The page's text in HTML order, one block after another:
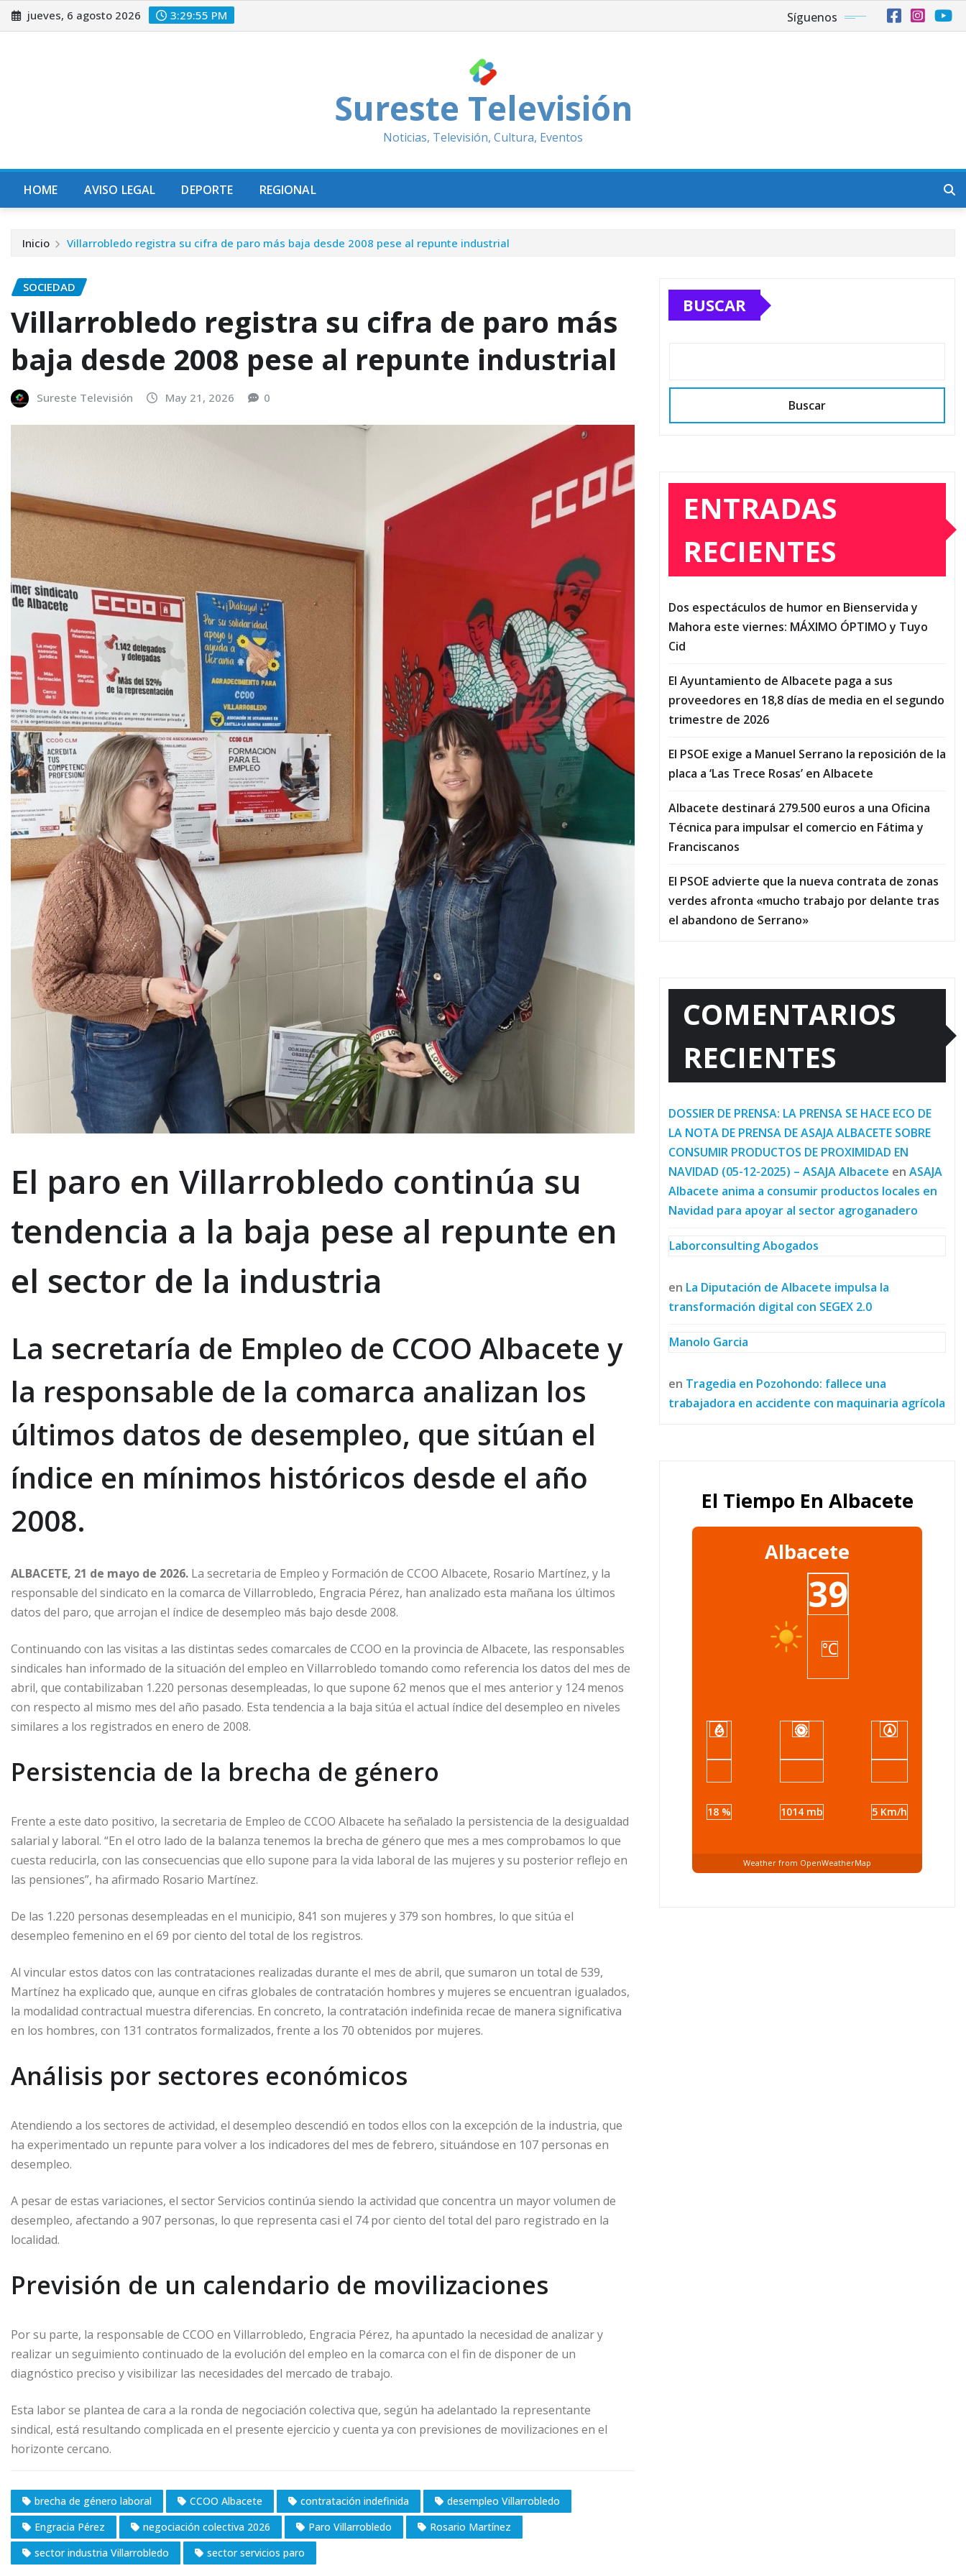
Saltar
al
jueves, 6 agosto 2026 3:29:57 PM Síguenos
Sureste Televisión
Noticias, Televisión, Cultura, Eventos
HOME AVISO LEGAL DEPORTE REGIONAL
Inicio Villarrobledo registra su cifra de paro más baja desde 2008 pese al repunte industrial
SOCIEDAD
Villarrobledo registra su cifra de paro más
baja desde 2008 pese al repunte industrial
Sureste Televisión May 21, 2026 0
El paro en Villarrobledo continúa su
tendencia a la baja pese al repunte en
el sector de la industria
La secretaría de Empleo de CCOO Albacete y
la responsable de la comarca analizan los
últimos datos de desempleo, que sitúan el
índice en mínimos históricos desde el año
2008.
ALBACETE, 21 de mayo de 2026. La secretaria de Empleo y Formación de CCOO Albacete, Rosario Martínez, y la
responsable del sindicato en la comarca de Villarrobledo, Engracia Pérez, han analizado esta mañana los últimos
datos del paro, que arrojan el índice de desempleo más bajo desde 2008.
Continuando con las visitas a las distintas sedes comarcales de CCOO en la provincia de Albacete, las responsables
sindicales han informado de la situación del empleo en Villarrobledo tomando como referencia los datos del mes de
abril, que contabilizaban 1.220 personas desempleadas, lo que supone 62 menos que el mes anterior y 124 menos
con respecto al mismo mes del año pasado. Esta tendencia a la baja sitúa el actual índice del desempleo en niveles
similares a los registrados en enero de 2008.
Persistencia de la brecha de género
Frente a este dato positivo, la secretaria de Empleo de CCOO Albacete ha señalado la persistencia de la desigualdad
salarial y laboral. “En el otro lado de la balanza tenemos la brecha de género que mes a mes comprobamos lo que
cuesta reducirla, con las consecuencias que ello supone para la vida laboral de las mujeres y su posterior reflejo en
las pensiones”, ha afirmado Rosario Martínez.
De las 1.220 personas desempleadas en el municipio, 841 son mujeres y 379 son hombres, lo que sitúa el
desempleo femenino en el 69 por ciento del total de los registros.
Al vincular estos datos con las contrataciones realizadas durante el mes de abril, que sumaron un total de 539,
Martínez ha explicado que, aunque en cifras globales de contratación hombres y mujeres se encuentran igualados,
la modalidad contractual muestra diferencias. En concreto, la contratación indefinida recae de manera significativa
en los hombres, con 131 contratos formalizados, frente a los 70 obtenidos por mujeres.
Análisis por sectores económicos
Atendiendo a los sectores de actividad, el desempleo descendió en todos ellos con la excepción de la industria, que
ha experimentado un repunte para volver a los indicadores del mes de febrero, situándose en 107 personas en
desempleo.
A pesar de estas variaciones, el sector Servicios continúa siendo la actividad que concentra un mayor volumen de
desempleo, afectando a 907 personas, lo que representa casi el 74 por ciento del total del paro registrado en la
localidad.
Previsión de un calendario de movilizaciones
Por su parte, la responsable de CCOO en Villarrobledo, Engracia Pérez, ha apuntado la necesidad de analizar y
realizar un seguimiento continuado de la evolución del empleo en la comarca con el fin de disponer de un
diagnóstico preciso y visibilizar las necesidades del mercado de trabajo.
Esta labor se plantea de cara a la ronda de negociación colectiva que, según ha adelantado la representante
sindical, está resultando complicada en el presente ejercicio y cuenta ya con previsiones de movilizaciones en el
horizonte cercano.
brecha de género laboral CCOO Albacete contratación indefinida
desempleo Villarrobledo
Engracia Pérez
negociación colectiva 2026 Paro Villarrobledo
Rosario Martínez
sector industria Villarrobledo
sector servicios paro
BUSCAR
Buscar
ENTRADAS
RECIENTES
Dos espectáculos de humor en Bienservida y
Mahora este viernes: MÁXIMO ÓPTIMO y Tuyo
Cid
El Ayuntamiento de Albacete paga a sus
proveedores en 18,8 días de media en el segundo
trimestre de 2026
El PSOE exige a Manuel Serrano la reposición de la
placa a ‘Las Trece Rosas’ en Albacete
Albacete destinará 279.500 euros a una Oficina
Técnica para impulsar el comercio en Fátima y
Franciscanos
El PSOE advierte que la nueva contrata de zonas
verdes afronta «mucho trabajo por delante tras
el abandono de Serrano»
COMENTARIOS
RECIENTES
DOSSIER DE PRENSA: LA PRENSA SE HACE ECO DE
LA NOTA DE PRENSA DE ASAJA ALBACETE SOBRE
CONSUMIR PRODUCTOS DE PROXIMIDAD EN
NAVIDAD (05-12-2025) – ASAJA Albacete en ASAJA
Albacete anima a consumir productos locales en
Navidad para apoyar al sector agroganadero
Laborconsulting Abogados
en La Diputación de Albacete impulsa la
transformación digital con SEGEX 2.0
Manolo Garcia
en Tragedia en Pozohondo: fallece una
trabajadora en accidente con maquinaria agrícola
El Tiempo En Albacete
Albacete
39
°C
18 % 1014 mb 5 Km/h
Weather from OpenWeatherMap